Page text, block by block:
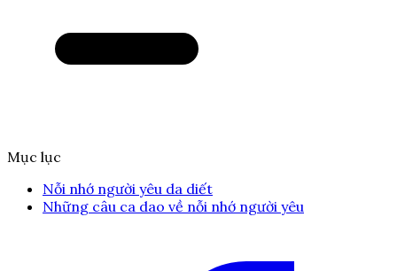
Mục lục
Nỗi nhớ người yêu da diết
Những câu ca dao về nỗi nhớ người yêu